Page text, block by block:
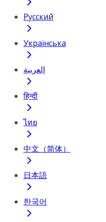
Русский
Українська
العربية
हिन्दी
ไทย
中文（简体）
日本語
한국어